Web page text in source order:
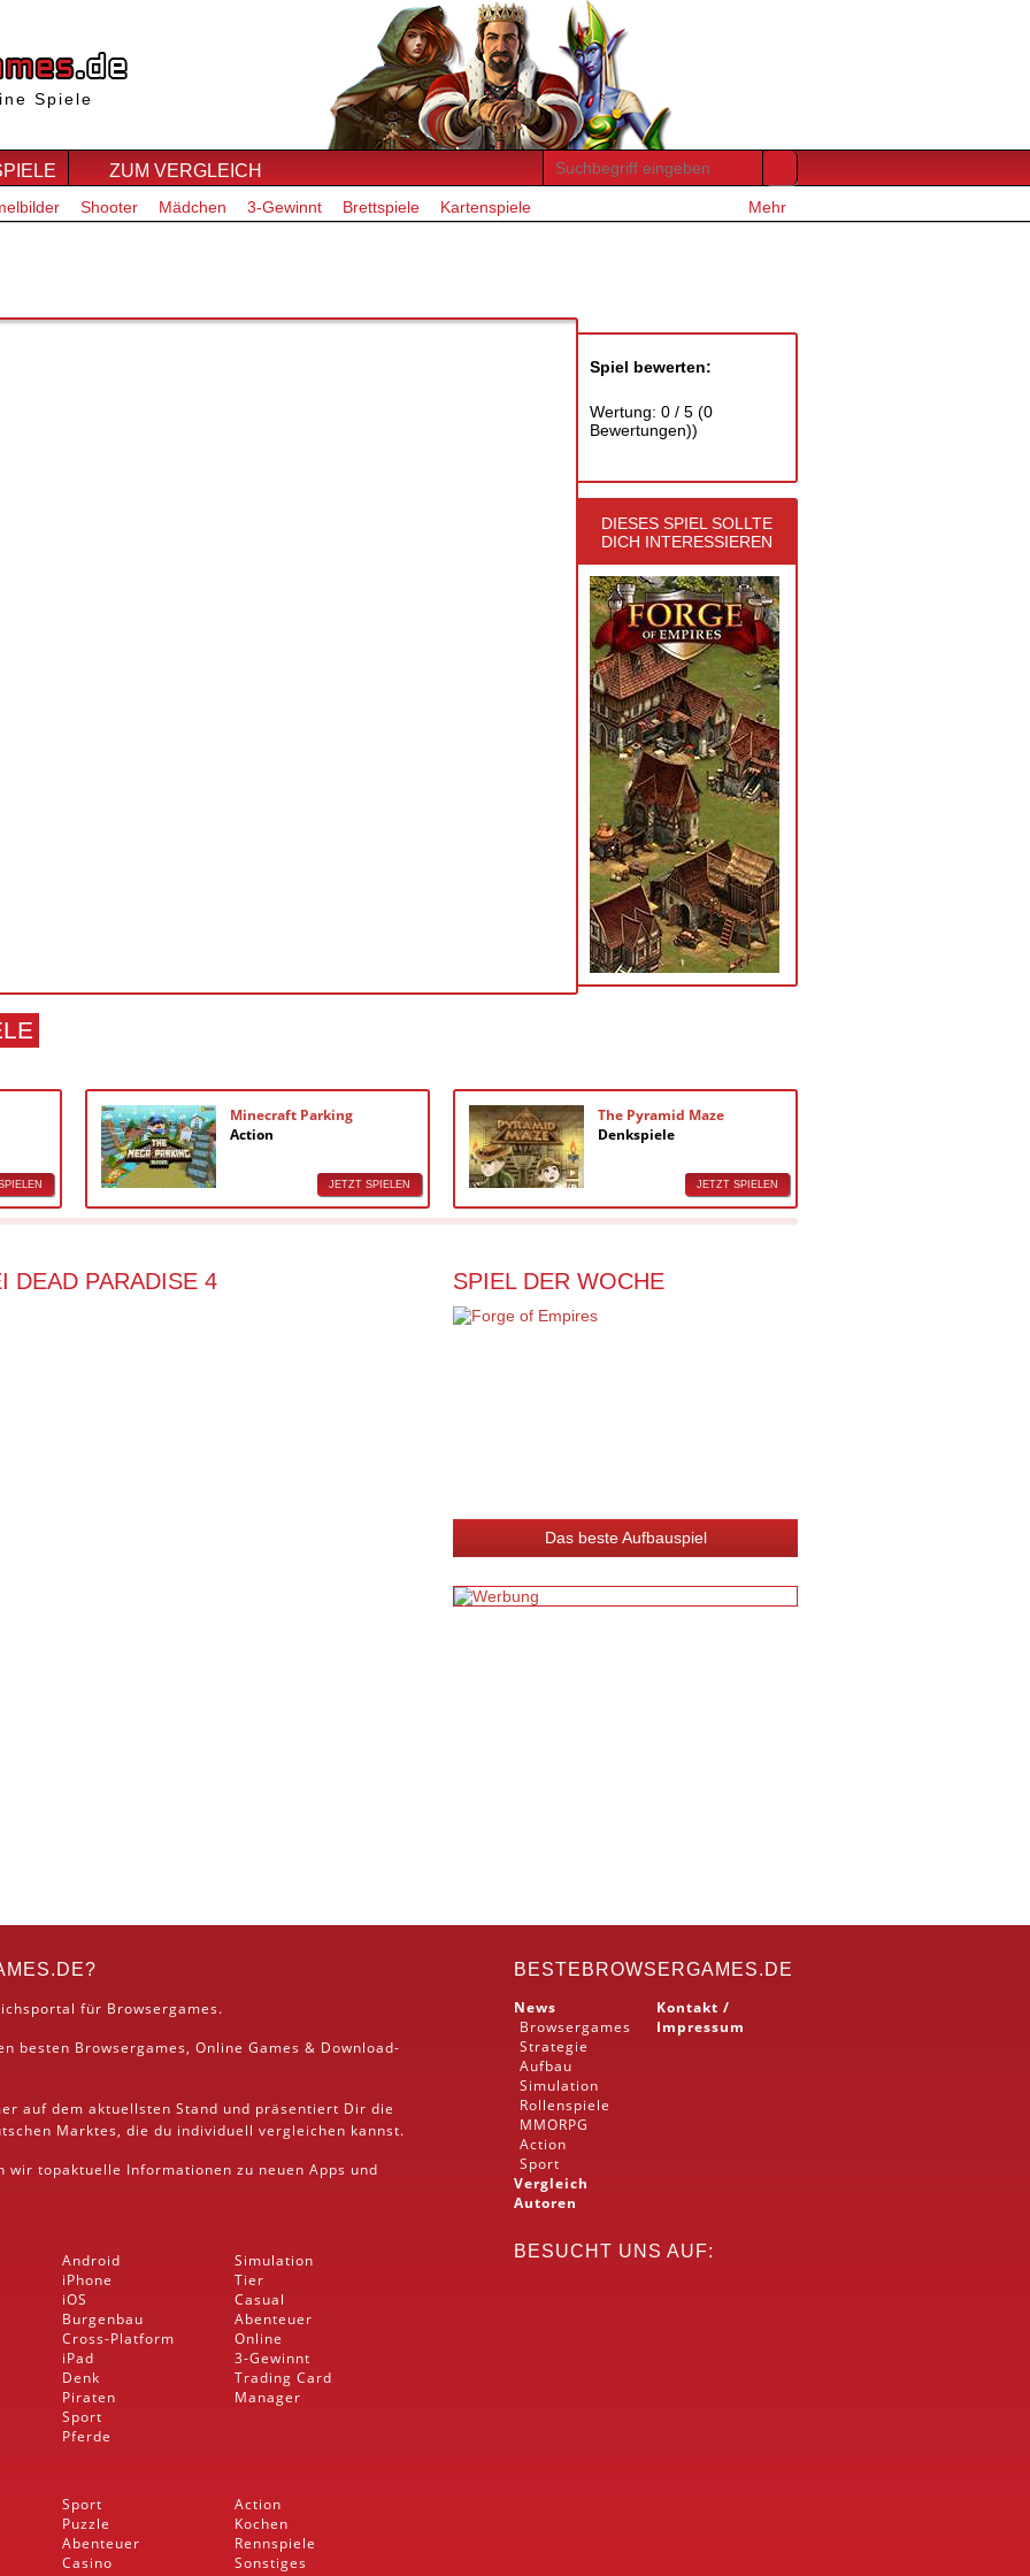
Spiele
ZUM VERGLEICH
Shooter Mädchen 3-Gewinnt Brettspiele Kartenspiele Mehr
Spiel bewerten:
Wertung: 0 / 5 (0
Bewertungen))
DIESES SPIEL SOLLTE
DICH INTERESSIEREN
Minecraft Parking
Action
JETZT SPIELEN
The Pyramid Maze
Denkspiele
JETZT SPIELEN
DEAD PARADISE 4 SPIEL DER WOCHE
Das beste Aufbauspiel
für Browsergames.
besten Browsergames, Online Games & Download-
auf dem aktuellsten Stand und präsentiert Dir die
Marktes, die du individuell vergleichen kannst.
wir topaktuelle Informationen zu neuen Apps und
Android
iPhone
iOS
Burgenbau
Cross-Platform
iPad
Denk
Piraten
Sport
Pferde
Simulation
Tier
Casual
Abenteuer
Online
3-Gewinnt
Trading Card
Manager
Sport
Puzzle
Abenteuer
Casino
Action
Kochen
Rennspiele
Sonstiges
BESTEBROWSERGAMES.DE
News
Browsergames
Strategie
Aufbau
Simulation
Rollenspiele
MMORPG
Action
Sport
Vergleich
Autoren
Kontakt /
Impressum
BESUCHT UNS AUF: